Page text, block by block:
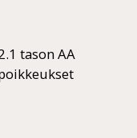
tason AA